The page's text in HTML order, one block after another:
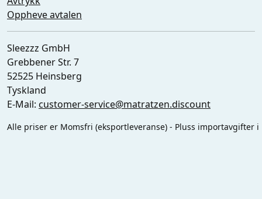
Oppheve avtalen
Sleezzz GmbH
Grebbener Str. 7
52525 Heinsberg
Tyskland
E-Mail: customer-service@matratzen.discount
Alle priser er Momsfri (eksportleveranse) - Pluss importavgifter i